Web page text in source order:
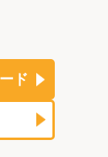
ド